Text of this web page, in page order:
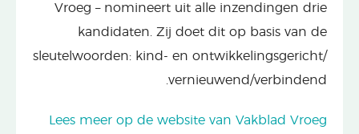
Vroeg – nomineert uit alle inzendingen drie
kandidaten. Zij doet dit op basis van de
sleutelwoorden: kind- en ontwikkelingsgericht/
vernieuwend/verbindend.
Lees meer op de website van Vakblad Vroeg